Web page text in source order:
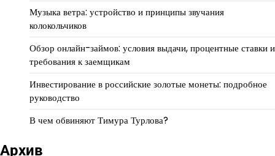
Музыка ветра: устройство и принципы звучания
колокольчиков
Обзор онлайн-займов: условия выдачи, процентные ставки и
требования к заемщикам
Инвестирование в российские золотые монеты: подробное
руководство
В чем обвиняют Тимура Турлова?
Архив